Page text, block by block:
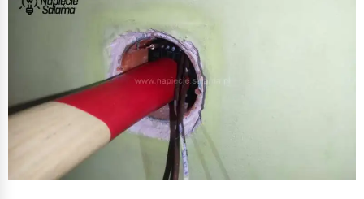
523,00 zł
Różnica wartości puszek